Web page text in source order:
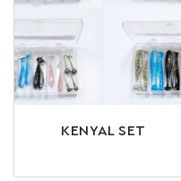
KENYAL SET